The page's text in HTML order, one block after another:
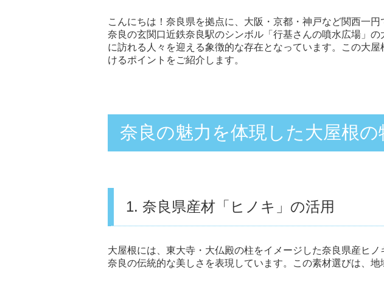
こんにちは！奈良県を拠点に、大阪・京都・神戸など関西一
奈良の玄関口近鉄奈良駅のシンボル「行基さんの噴水広場」
に訪れる人々を迎える象徴的な存在となっています。この大
けるポイントをご紹介します。
奈良の魅力を体現した大屋根の
1. 奈良県産材「ヒノキ」の活用
大屋根には、東大寺・大仏殿の柱をイメージした奈良県産ヒ
奈良の伝統的な美しさを表現しています。この素材選びは、地